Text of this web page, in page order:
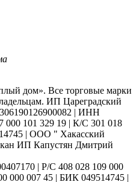
дом». Все торговые марки
ИП Цареградский
| ИНН
000 101 329 19 | К/С 301 018
| ООО " Хакасский
ИП Капустян Дмитрий
| Р/С 408 028 109 000
000 007 45 | БИК 049514745 |